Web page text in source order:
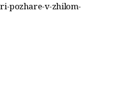
pozhare-v-zhilom-